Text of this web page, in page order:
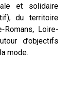
et solidaire
du territoire
Romans, Loire-
d’objectifs
mode.